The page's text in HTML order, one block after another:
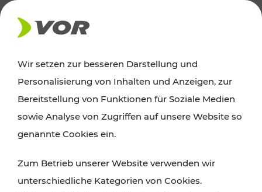
AKTUELLES
Ausflugstipps
Wien, Niederösterreich und das Burgenland
Wanderungen, Kultur und Gastronomie,
Radtouren oder purer Naturgenuss – viele
Wir setzen zur besseren Darstellung und
Personalisierung von Inhalten und Anzeigen, zur
Bereitstellung von Funktionen für Soziale Medien
sowie Analyse von Zugriffen auf unsere Website so
genannte Cookies ein.
Zum Betrieb unserer Website verwenden wir
unterschiedliche Kategorien von Cookies.